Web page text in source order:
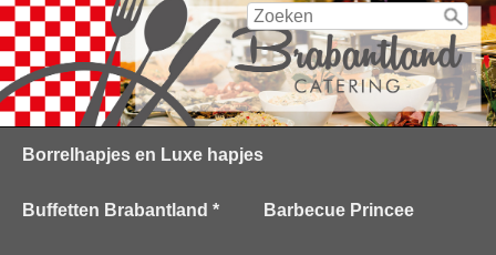
Borrelhapjes en Luxe hapjes
Buffetten Brabantland * Barbecue Princee